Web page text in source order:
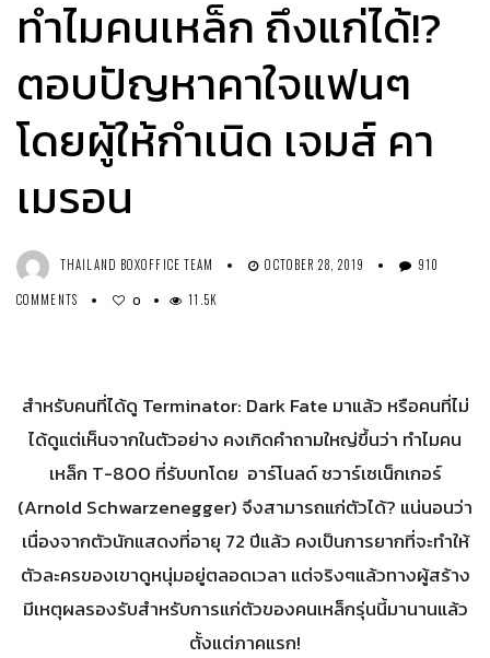
ทำไมคนเหล็ก ถึงแก่ได้!?
ตอบปัญหาคาใจแฟนๆ
โดยผู้ให้กำเนิด เจมส์ คา
เมรอน
THAILAND BOXOFFICE TEAM OCTOBER 28, 2019
910
COMMENTS
0 11.5K
สำหรับคนที่ได้ดู Terminator: Dark Fate มาแล้ว หรือคนที่ไม่
ได้ดูแต่เห็นจากในตัวอย่าง คงเกิดคำถามใหญ่ขึ้นว่า ทำไมคน
เหล็ก T-800 ที่รับบทโดย อาร์โนลด์ ชวาร์เซเน็กเกอร์
(Arnold Schwarzenegger) จึงสามารถแก่ตัวได้? แน่นอนว่า
เนื่องจากตัวนักแสดงที่อายุ 72 ปีแล้ว คงเป็นการยากที่จะทำให้
ตัวละครของเขาดูหนุ่มอยู่ตลอดเวลา แต่จริงๆแล้วทางผู้สร้าง
มีเหตุผลรองรับสำหรับการแก่ตัวของคนเหล็กรุ่นนี้มานานแล้ว
ตั้งแต่ภาคแรก!